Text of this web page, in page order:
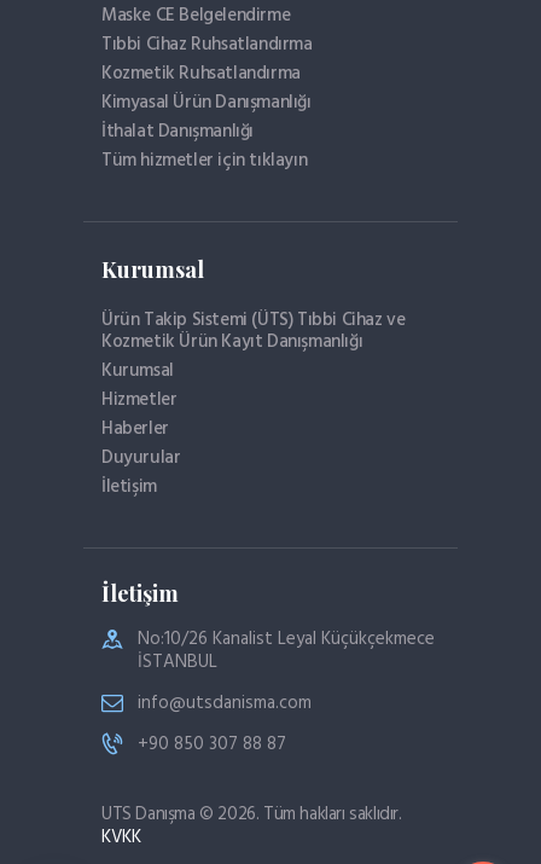
Maske CE Belgelendirme
Tıbbi Cihaz Ruhsatlandırma
Kozmetik Ruhsatlandırma
Kimyasal Ürün Danışmanlığı
İthalat Danışmanlığı
Tüm hizmetler için tıklayın
Kurumsal
Ürün Takip Sistemi (ÜTS) Tıbbi Cihaz ve
Kozmetik Ürün Kayıt Danışmanlığı
Kurumsal
Hizmetler
Haberler
Duyurular
İletişim
İletişim
No:10/26 Kanalist Leyal Küçükçekmece
İSTANBUL
info@utsdanisma.com
+90 850 307 88 87
UTS Danışma © 2026. Tüm hakları saklıdır.
KVKK